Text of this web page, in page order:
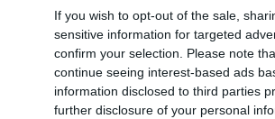
If you wish to opt-out of the sale,
sensitive information for targeted
confirm your selection. Please note
continue seeing interest-based ads
information disclosed to third parties
further disclosure of your personal